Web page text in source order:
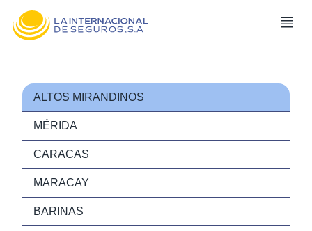
ALTOS MIRANDINOS
MÉRIDA
CARACAS
MARACAY
BARINAS